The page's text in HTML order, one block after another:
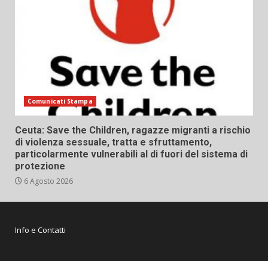
Comunicati Stampa
Ceuta: Save the Children, ragazze migranti a rischio
di violenza sessuale, tratta e sfruttamento,
particolarmente vulnerabili al di fuori del sistema di
protezione
6 Agosto 2026
Info e Contatti